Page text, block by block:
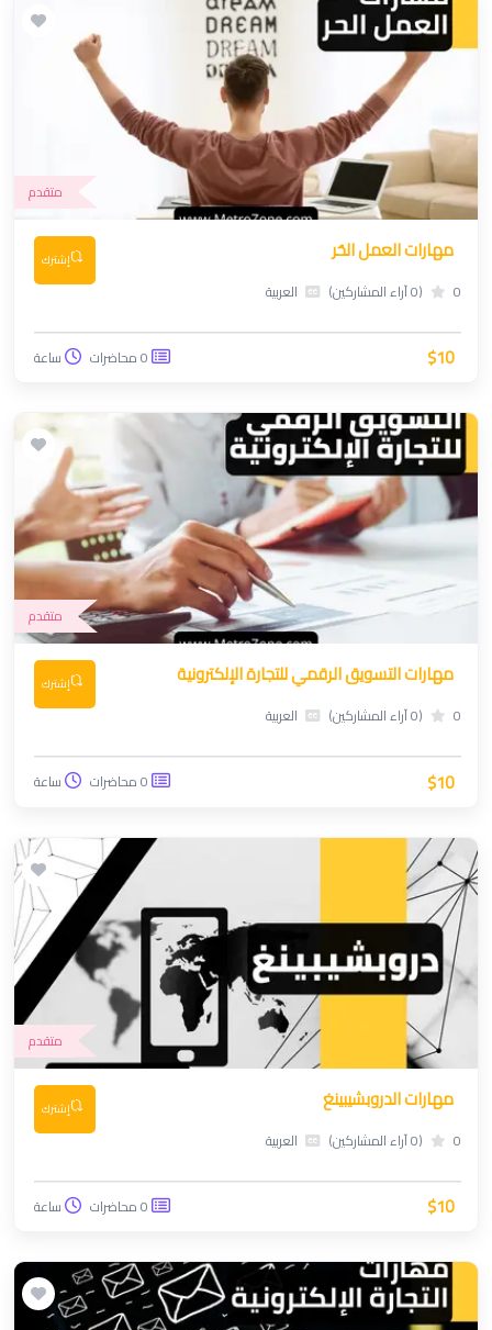
متقدم
مهارات العمل الحُر إشترك
0 (0 آراء المشاركين) العربية
$10 ساعة
متقدم
مهارات التسويق الرقمي للتجارة الإلكترونية إشترك
0 (0 آراء المشاركين) العربية
$10 ساعة
متقدم
مهارات الدروبشيبينغ إشترك
0 (0 آراء المشاركين) العربية
$10 ساعة